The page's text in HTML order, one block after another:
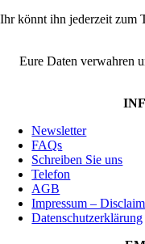
Ihr könnt ihn jederzeit zum
Eure Daten verwahren
Newsletter
FAQs
Schreiben Sie uns
Telefon
AGB
Impressum –
Datenschutzerklärung